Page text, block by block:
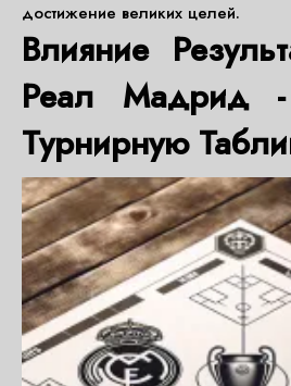
достижение великих целей.
Влияние
Реал Мадрид
Турнирную